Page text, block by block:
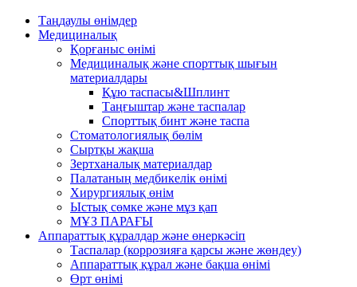
Таңдаулы өнімдер
Медициналық
Қорғаныс өнімі
Медициналық және спорттық шығын
материалдары
Құю таспасы&Шплинт
Таңғыштар және таспалар
Спорттық бинт және таспа
Стоматологиялық бөлім
Сыртқы жақша
Зертханалық материалдар
Палатаның медбикелік өнімі
Хирургиялық өнім
Ыстық сөмке және мұз қап
МҰЗ ПАРАҒЫ
Аппараттық құралдар және өнеркәсіп
Таспалар (коррозияға қарсы және жөндеу)
Аппараттық құрал және бақша өнімі
Өрт өнімі